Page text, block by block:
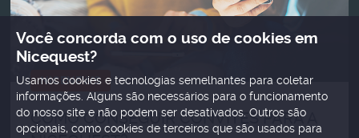
NICENEWS
COMO CONSEGUIR CONVITES PARA A
Você concorda com o uso de cookies em
Nicequest?
Usamos cookies e tecnologias semelhantes para coletar
informações. Alguns são necessários para o funcionamento
do nosso site e não podem ser desativados. Outros são
opcionais, como cookies de terceiros que são usados ​​para